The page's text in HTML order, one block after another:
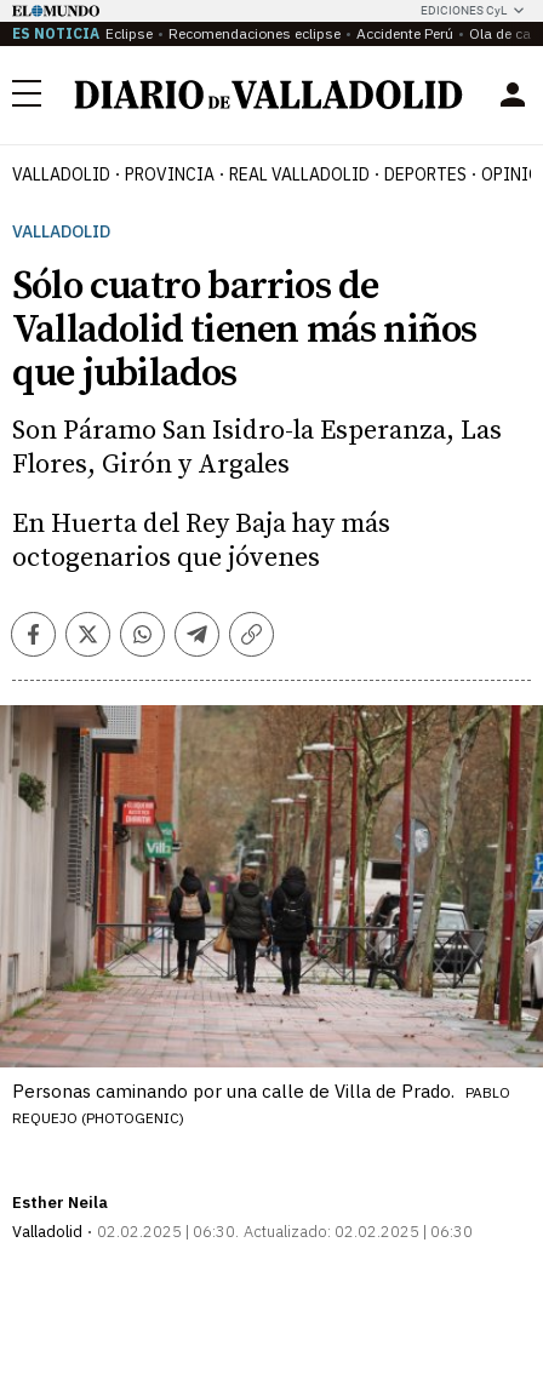
EDICIONES CyL
ES NOTICIA Eclipse Recomendaciones eclipse Accidente Perú Ola de
Menú
VALLADOLID PROVINCIA REAL VALLADOLID DEPORTES
VALLADOLID
Sólo cuatro barrios de
Valladolid tienen más niños
que jubilados
Son Páramo San Isidro-la Esperanza, Las
Flores, Girón y Argales
En Huerta del Rey Baja hay más
octogenarios que jóvenes
FacebookTwitterWhatsappTelegramCopiar
Personas caminando por una calle de Villa de Prado.
PABLO
REQUEJO (PHOTOGENIC)
Esther Neila
Valladolid
02.02.2025 | 06:30 Actualizado: 02.02.2025 | 06:30